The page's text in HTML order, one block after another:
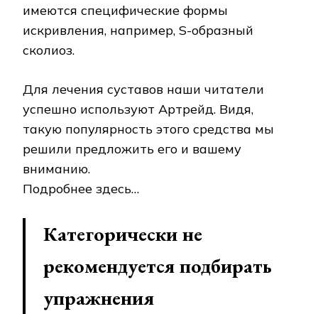
имеются специфические формы
искривления, например, S-образный
сколиоз.
Для лечения суставов наши читатели
успешно используют Артрейд. Видя,
такую популярность этого средства мы
решили предложить его и вашему
вниманию.
Подробнее здесь…
Категорически не
рекомендуется подбирать
упражнения